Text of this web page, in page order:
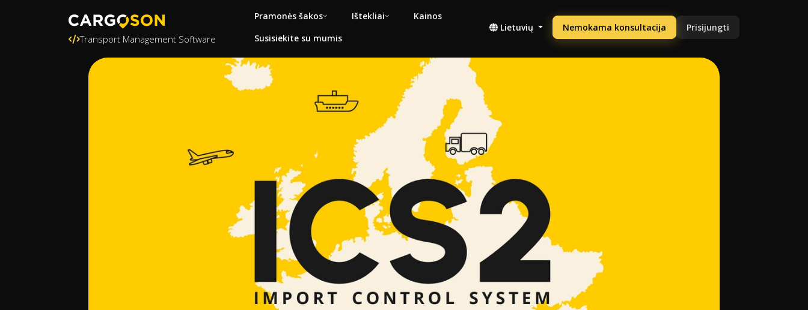
Transport Management Software
Pramonės šakos Ištekliai
Kainos
Susisiekite su mumis
Lietuvių Nemokama konsultacija Prisijungti